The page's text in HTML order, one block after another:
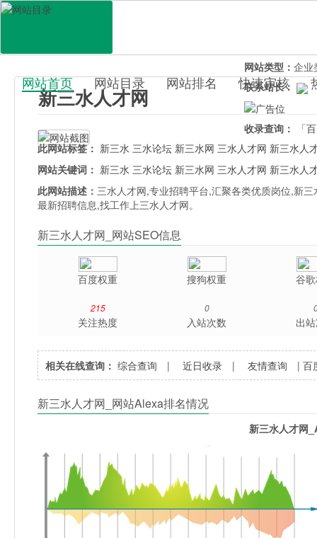
百科目录
网站首页 网站目录 网站排名 快速审核
新三水人才网
网站类型： 企业
联系站长：
收录查询：
「
此网站标签： 新三水 三水论坛 新三水网 三水人才网 新三水人
网站关键词： 新三水 三水论坛 新三水网 三水人才网 新三水人
此网站描述： 三水人才网,专业招聘平台,汇聚各类优质岗位,新
最新招聘信息,找工作上三水人才网。
新三水人才网_网站SEO信息
百度权重 搜狗权重 谷
215
关注热度
0
入站次数 出
相关在线查询： 综合查询 |近日收录 |友情查询 |百
新三水人才网_网站Alexa排名情况
新三水人才网